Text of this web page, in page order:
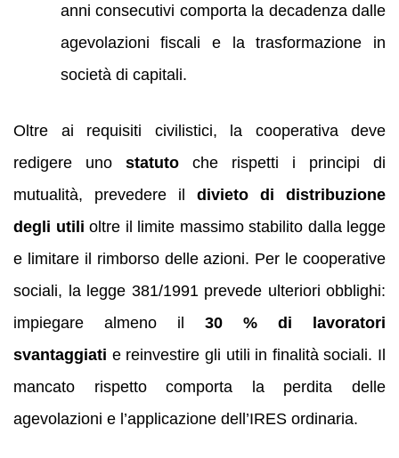
anni consecutivi comporta la decadenza dalle
agevolazioni fiscali e la trasformazione in
società di capitali.
Oltre ai requisiti civilistici, la cooperativa deve
redigere uno statuto che rispetti i principi di
mutualità, prevedere il divieto di distribuzione
degli utili oltre il limite massimo stabilito dalla legge
e limitare il rimborso delle azioni. Per le cooperative
sociali, la legge 381/1991 prevede ulteriori obblighi:
impiegare almeno il 30 % di lavoratori
svantaggiati e reinvestire gli utili in finalità sociali. Il
mancato rispetto comporta la perdita delle
agevolazioni e l’applicazione dell’IRES ordinaria.